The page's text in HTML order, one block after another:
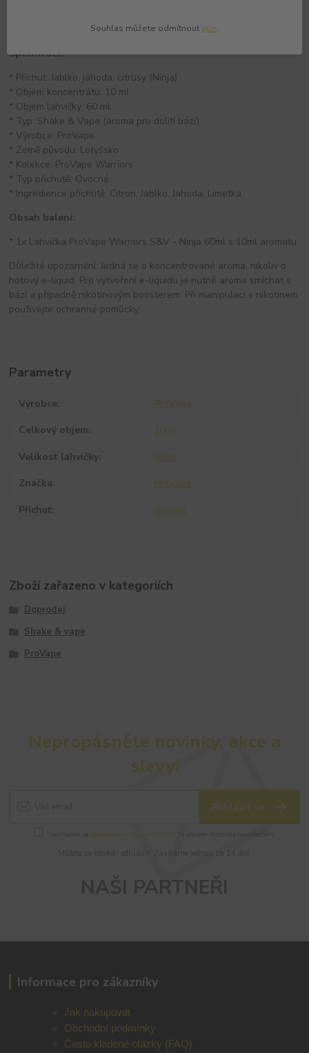
* Poté můžete ihned vapovat díky systému shake & vape.
Specifikace:
* Příchuť: Jablko, jahoda, citrusy (Ninja)
* Objem koncentrátu: 10 ml
* Objem lahvičky: 60 ml
* Typ: Shake & Vape (aroma pro dolití bází)
* Výrobce: ProVape
* Země původu: Lotyšsko
* Kolekce: ProVape Warriors
* Typ příchutě: Ovocné
* Ingredience příchutě: Citron, Jablko, Jahoda, Limetka
Obsah balení:
* 1x Lahvička ProVape Warriors S&V - Ninja 60ml s 10ml aromatu
Důležité upozornění: Jedná se o koncentrované aroma, nikoliv o
hotový e-liquid. Pro vytvoření e-liquidu je nutné aroma smíchat s
bází a případně nikotinovým boosterem. Při manipulaci s nikotinem
používejte ochranné pomůcky.
Parametry
Výrobce ProVape
Celkový objem 10ml
Velikost lahvičky 60ml
Značka ProVape
Příchuť ovocné
Zboží zařazeno v kategoriích
Doprodej
Shake & vape
ProVape
Nepropásněte novinky, akce a
slevy!
Přihlásit se
zpracováním osobních údajů
Informace pro zákazníky
Jak nakupovat
Obchodní podmínky
Často kladené otázky (FAQ)
Souhlas můžete odmítnout zde.